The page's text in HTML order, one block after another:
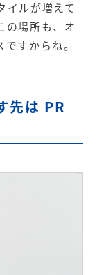
イルが増えて
の場所も、オ
すからね。
先は PR